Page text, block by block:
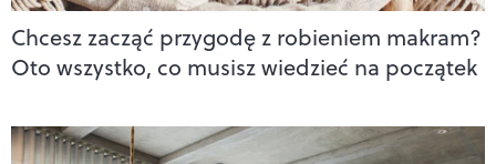
Chcesz zacząć przygodę z robieniem makram?
Oto wszystko, co musisz wiedzieć na początek